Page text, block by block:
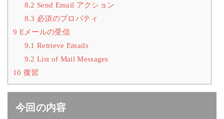
8.2 Send Email アクション
8.3 必須のプロパティ
9 Eメールの受信
9.1 Retrieve Emails
9.2 List of Mail Messages
10 復習
今回の内容